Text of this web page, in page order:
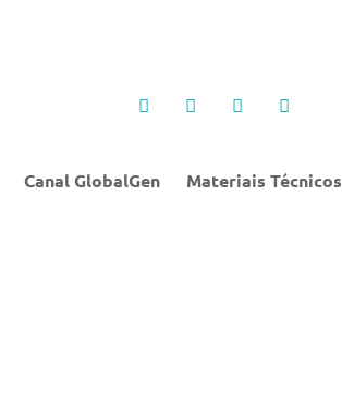
Canal GlobalGen Materiais Técnicos